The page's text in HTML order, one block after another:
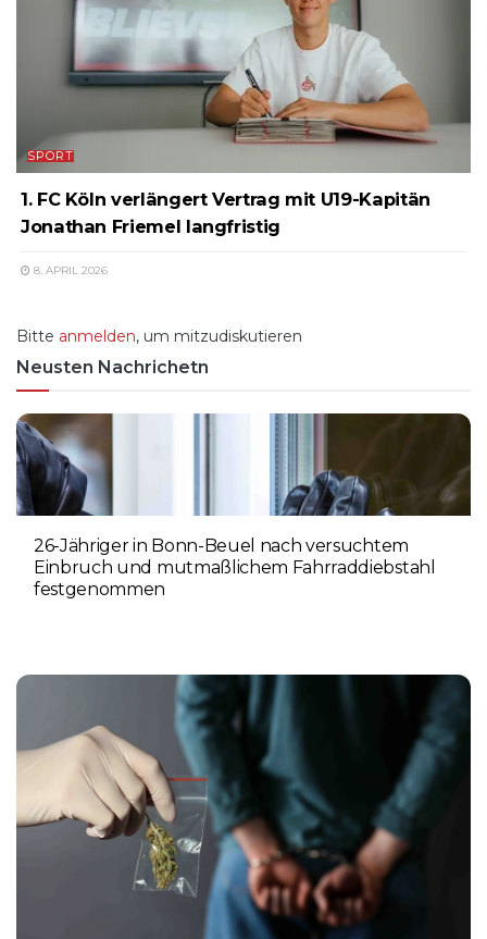
SPORT
1. FC Köln verlängert Vertrag mit U19-Kapitän
Jonathan Friemel langfristig
8. APRIL 2026
Bitte anmelden, um mitzudiskutieren
Neusten Nachrichetn
26-Jähriger in Bonn-Beuel nach versuchtem
Einbruch und mutmaßlichem Fahrraddiebstahl
festgenommen